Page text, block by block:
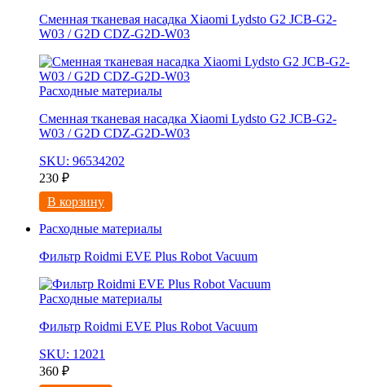
Сменная тканевая насадка Xiaomi Lydsto G2 JCB-G2-
W03 / G2D CDZ-G2D-W03
Расходные материалы
Сменная тканевая насадка Xiaomi Lydsto G2 JCB-G2-
W03 / G2D CDZ-G2D-W03
SKU: 96534202
230 ₽
В корзину
Расходные материалы
Фильтр Roidmi EVE Plus Robot Vacuum
Расходные материалы
Фильтр Roidmi EVE Plus Robot Vacuum
SKU: 12021
360 ₽